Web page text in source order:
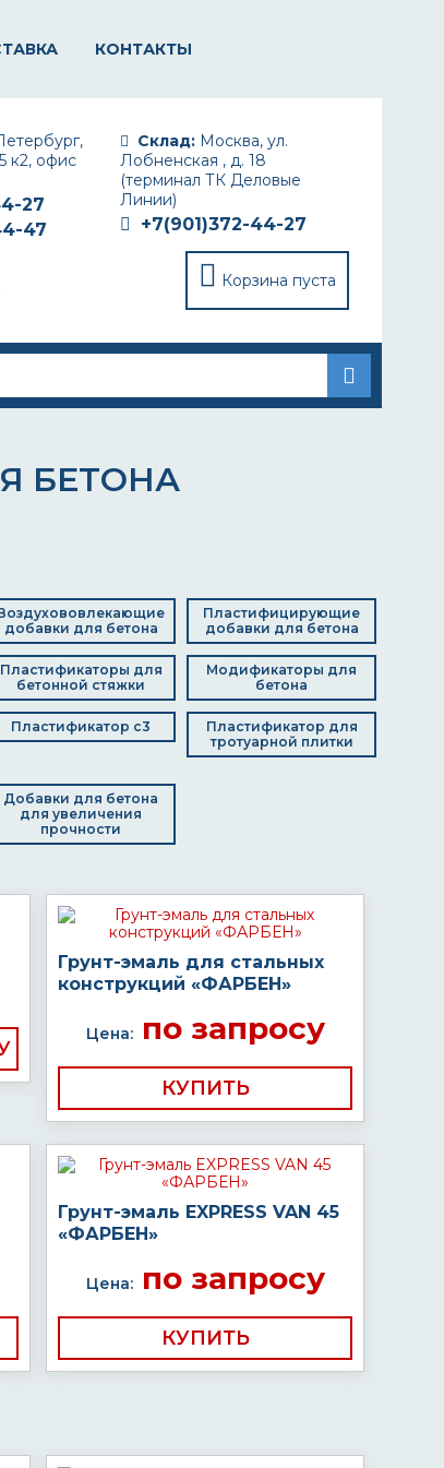
КОНТАКТЫ
Склад: Москва, ул.
Лобненская , д. 18
(терминал ТК Деловые
Линии)
+7(901)372-44-27
Корзина пуста
к2, офис
27
47
БЕТОНА
добавки для бетона
Пластифицирующие
добавки для бетона
Пластификаторы для
бетонной стяжки
Модификаторы для
бетона
Пластификатор с3
Пластификатор для
тротуарной плитки
Добавки для бетона
для увеличения
прочности
Грунт-эмаль для стальных
конструкций «ФАРБЕН»
Цена:по запросу
КУПИТЬ
Грунт-эмаль EXPRESS VAN 45
«ФАРБЕН»
Цена:по запросу
КУПИТЬ